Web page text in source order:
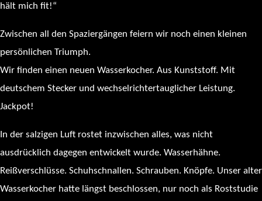
hält mich fit!“
Zwischen all den Spaziergängen feiern wir noch einen kleinen
persönlichen Triumph.
Wir finden einen neuen Wasserkocher. Aus Kunststoff. Mit
deutschem Stecker und wechselrichtertauglicher Leistung.
Jackpot!
In der salzigen Luft rostet inzwischen alles, was nicht
ausdrücklich dagegen entwickelt wurde. Wasserhähne.
Reißverschlüsse. Schuhschnallen. Schrauben. Knöpfe. Unser alter
Wasserkocher hatte längst beschlossen, nur noch als Roststudie